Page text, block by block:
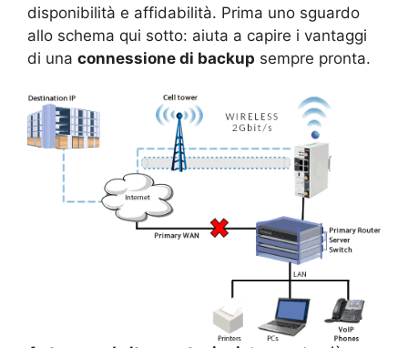
disponibilità e affidabilità. Prima uno sguardo
allo schema qui sotto: aiuta a capire i vantaggi
di una connessione di backup sempre pronta.